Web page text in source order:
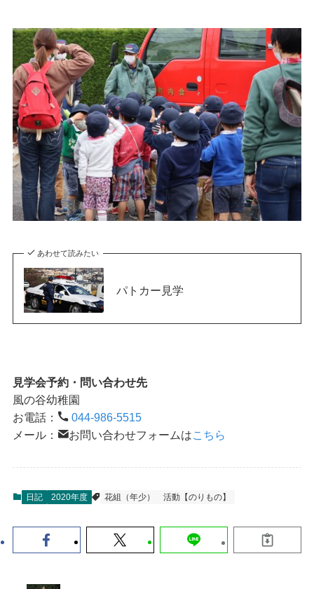
あわせて読みたい
パトカー見学
見学会予約・問い合わせ先
風の谷幼稚園
お電話：
044-986-5515
メール：
お問い合わせフォームはこちら
日記 2020年度 花組（年少） 活動【のりもの】